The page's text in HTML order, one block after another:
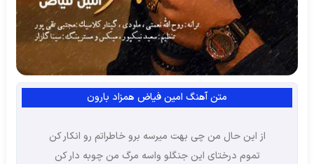
متن آهنگ امین فیاض همزاد بارون
از این حال من چی بهت میرسه برو خاطراتم رو انکار کن
تموم درختای این جنگلو واسه مرگ من چوبه دار کن